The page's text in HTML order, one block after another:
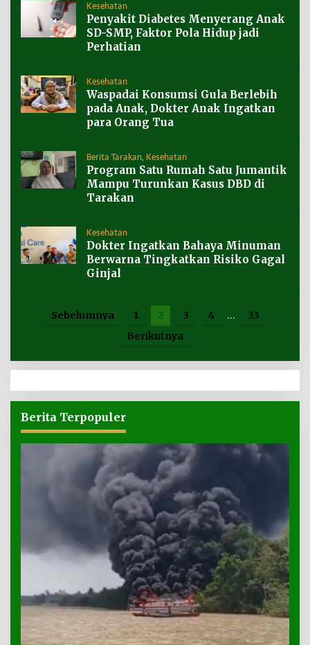
Kesehatan
Penyakit Diabetes Menyerang Anak
SD-SMP, Faktor Pola Hidup jadi
Perhatian
Kesehatan
Waspadai Konsumsi Gula Berlebih
pada Anak, Dokter Anak Ingatkan
para Orang Tua
Berita Tarakan Kesehatan
Program Satu Rumah Satu Jumantik
Mampu Turunkan Kasus DBD di
Tarakan
Kesehatan
Dokter Ingatkan Bahaya Minuman
Berwarna Tingkatkan Risiko Gagal
Ginjal
Sebelumnya 1 2 3 4 …
33
Berikutnya
Berita Terpopuler